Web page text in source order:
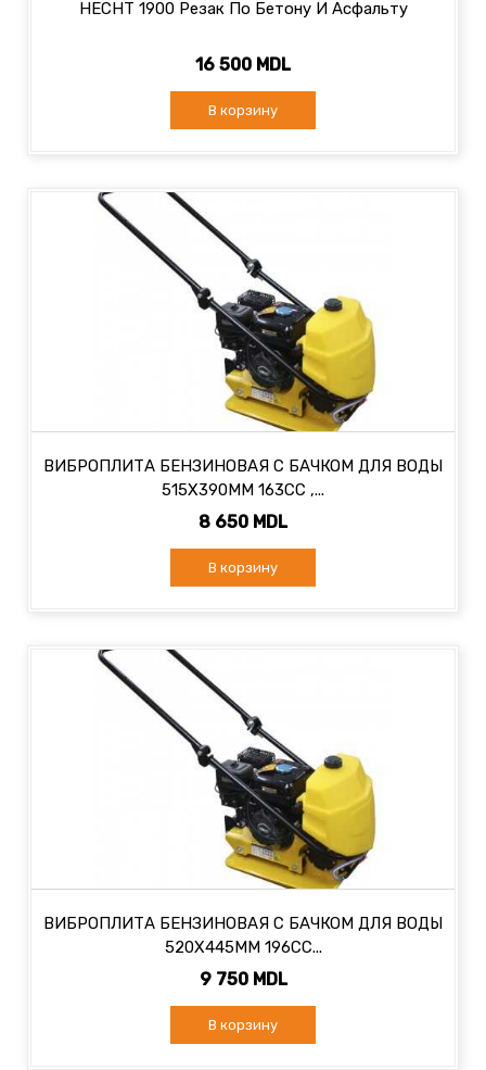
HECHT 1900 Резак По Бетону И Асфальту
16 500 MDL
В корзину
ВИБРОПЛИТА БЕНЗИНОВАЯ С БАЧКОМ ДЛЯ ВОДЫ
515X390MM 163CC ,...
8 650 MDL
В корзину
ВИБРОПЛИТА БЕНЗИНОВАЯ С БАЧКОМ ДЛЯ ВОДЫ
520X445MM 196CC...
9 750 MDL
В корзину